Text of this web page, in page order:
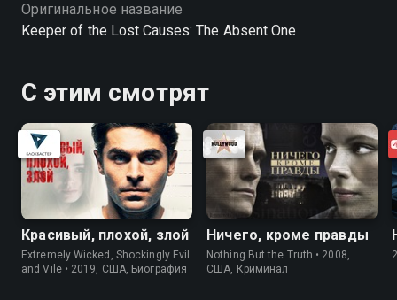
Оригинальное название
Keeper of the Lost Causes: The Absent One
С этим смотрят
Красивый, плохой, злой
Extremely Wicked, Shockingly Evil
and Vile • 2019, США, Биография
Ничего, кроме правды
Nothing But the Truth • 2008,
США, Криминал